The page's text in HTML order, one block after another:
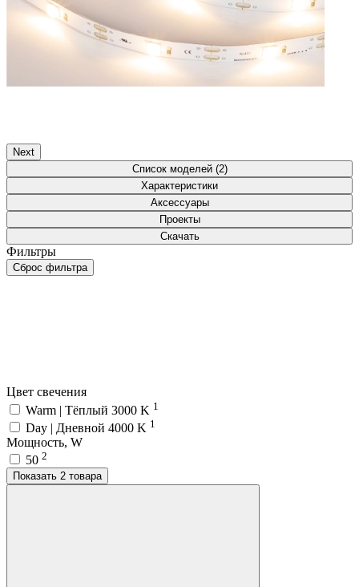
Next
Список моделей (2)
Характеристики
Аксессуары
Проекты
Скачать
Фильтры
Сброс фильтра
Цвет свечения
Warm | Тёплый 3000 K 1
Day | Дневной 4000 K 1
Мощность, W
50 2
Показать 2 товара